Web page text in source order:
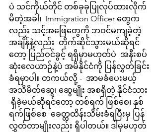
ပဲ သင်ကိုယ်တိုင် တစ်ခုခုပြုလုပ်ထားလိုက်
မိတဲ့အခါ၊  Immigration Officer တွေက
လည်း သင့်အဖြေတွေကို ဘဝင်မကျခဲ့တဲ့
အချိန်နဲ့လည်း  တိုက်ဆိုင်သွားမယ်ဆိုရင်
တော့ ပြည်ဝင်ခွင့် ရရှိမှာမဟုတ်ပဲ  အနီးစပ်
ဆုံးလေယာဉ်နဲ့ပဲ အမိနိုင်ငံကို ပြန်လွှတ်ခြင်း
ခံရမှာပါ။ တကယ်လို့ -  အာမခံပေးမယ့်
အသိမိတ်ဆွေ၊ ဆွေမျိုး အစရှိတဲ့ နိုင်ငံသား
ရှိခဲ့မယ်ဆိုရင်တော့ တစ်ရက် ဖြစ်စေ၊ နှစ်
ရက်ဖြစ်စေ  ခေတ္တထိန်းသိမ်းခံရပြီးမှ ပြန်
လွှတ်တာမျိုးလည်း ရှိပါတယ်။ ဒါမှမဟုတ်